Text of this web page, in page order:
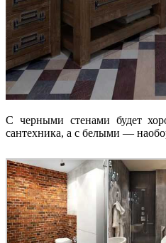
С черными стенами будет
сантехника, а с белыми —